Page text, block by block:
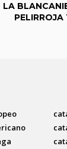
LA
PELIRROJA